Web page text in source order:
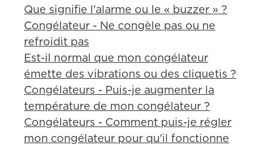
Que signifie l'alarme ou le « buzzer » ?
Congélateur - Ne congèle pas ou ne
refroidit pas
Est-il normal que mon congélateur
émette des vibrations ou des cliquetis ?
Congélateurs - Puis-je augmenter la
température de mon congélateur ?
Congélateurs - Comment puis-je régler
mon congélateur pour qu'il fonctionne